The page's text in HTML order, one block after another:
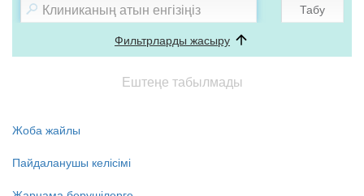
Табу
Фильтрларды жасыру
Ештеңе табылмады
Жоба жайлы
Пайдаланушы келісімі